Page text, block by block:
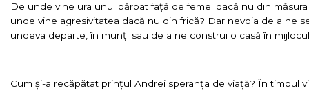
De unde vine ura unui bărbat față de femei dacă nu din
unde vine agresivitatea dacă nu din frică? Dar nevoia de a ne
undeva departe, în munți sau de a ne construi o casă în
Cum și-a recăpătat prințul Andrei speranța de viață? În timpul